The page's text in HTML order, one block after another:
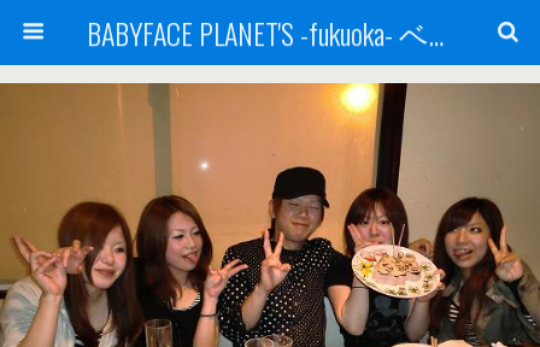
BABYFACE PLANET'S -fukuoka- ベビーフェイスプラネッツ 福岡(ベビフェ福岡)